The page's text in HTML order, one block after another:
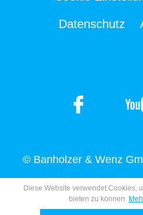
Datenschutz
© Banholzer & Wenz
Diese Website verwendet Cookies,
bieten zu können.